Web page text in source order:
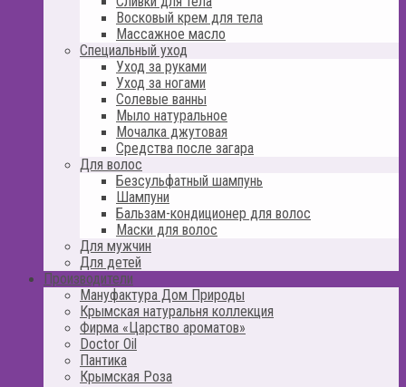
Восковый крем для тела
Массажное масло
Специальный уход
Уход за руками
Уход за ногами
Солевые ванны
Мыло натуральное
Мочалка джутовая
Средства после загара
Для волос
Безсульфатный шампунь
Шампуни
Бальзам-кондиционер для волос
Маски для волос
Для мужчин
Для детей
Производители
Мануфактура Дом Природы
Крымская натуральня коллекция
Фирма «Царство ароматов»
Doctor Oil
Пантика
Крымская Роза